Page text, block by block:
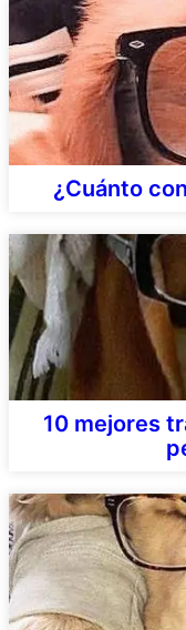
¿Cuánto
10 mejores